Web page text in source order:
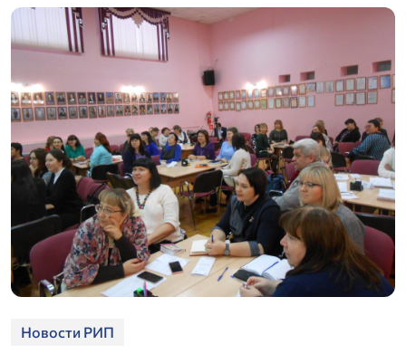
Новости РИП